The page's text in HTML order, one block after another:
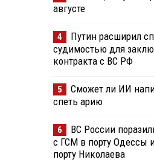
августе
4
Путин расширил
судимостью для
контракта с ВС РФ
5
Сможет ли ИИ
спеть арию
6
ВС России
с ГСМ в порту Одессы
порту Николаева